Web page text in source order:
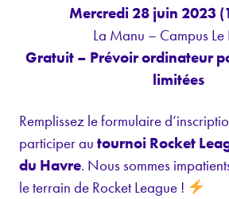
Mercredi 28 juin 2023
La Manu – Campus
Gratuit – Prévoir ordinateur
limitées
Remplissez le formulaire
participer au tournoi Rocket
du Havre. Nous sommes
le terrain de Rocket League !